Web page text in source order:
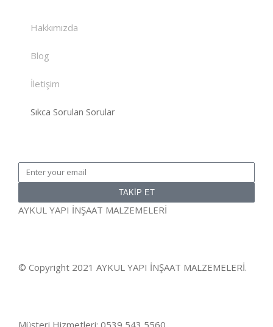
Hakkımızda
Blog
İletişim
Sıkca Sorulan Sorular
TAKİP ET
AYKUL YAPI İNŞAAT MALZEMELERİ
© Copyright 2021 AYKUL YAPI İNŞAAT MALZEMELERİ.
Müşteri Hizmetleri: 0539 543 5560